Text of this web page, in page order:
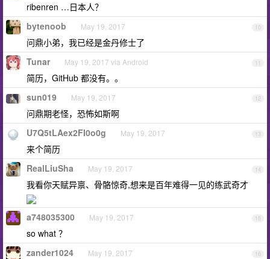
ribenren …日本人？
10
bytenoob May 19, 2017
问鼎小弟，我已经是金丹修士了
11
Tunar May 19, 2017 via Android
简历，GitHub 都没有。。
12
sun019 May 19, 2017
问鼎期老怪，恐怖如斯啊
13
U7Q5tLAex2FI0o0g May 19, 2017
来个简历
14
RealLiuSha May 19, 2017
我看你天赋异禀、骨骼惊奇,想来是百年难得一见的练武奇才
15
a748035300 May 19, 2017
so what ？
16
zander1024 May 19, 2017